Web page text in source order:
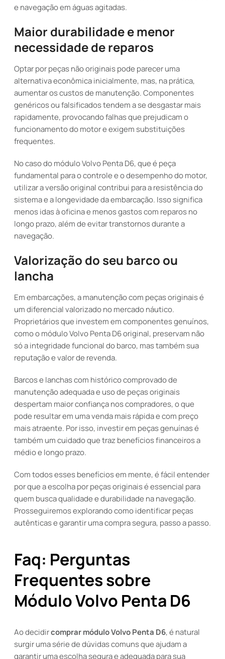
e navegação em águas agitadas.
Maior durabilidade e menor
necessidade de reparos
Optar por peças não originais pode parecer uma
alternativa econômica inicialmente, mas, na prática,
aumentar os custos de manutenção. Componentes
genéricos ou falsificados tendem a se desgastar mais
rapidamente, provocando falhas que prejudicam o
funcionamento do motor e exigem substituições
frequentes.
No caso do módulo Volvo Penta D6, que é peça
fundamental para o controle e o desempenho do motor,
utilizar a versão original contribui para a resistência do
sistema e a longevidade da embarcação. Isso significa
menos idas à oficina e menos gastos com reparos no
longo prazo, além de evitar transtornos durante a
navegação.
Valorização do seu barco ou
lancha
Em embarcações, a manutenção com peças originais é
um diferencial valorizado no mercado náutico.
Proprietários que investem em componentes genuínos,
como o módulo Volvo Penta D6 original, preservam não
só a integridade funcional do barco, mas também sua
reputação e valor de revenda.
Barcos e lanchas com histórico comprovado de
manutenção adequada e uso de peças originais
despertam maior confiança nos compradores, o que
pode resultar em uma venda mais rápida e com preço
mais atraente. Por isso, investir em peças genuínas é
também um cuidado que traz benefícios financeiros a
médio e longo prazo.
Com todos esses benefícios em mente, é fácil entender
por que a escolha por peças originais é essencial para
quem busca qualidade e durabilidade na navegação.
Prosseguiremos explorando como identificar peças
autênticas e garantir uma compra segura, passo a passo.
Faq: Perguntas
Frequentes sobre
Módulo Volvo Penta D6
Ao decidircomprar módulo Volvo Penta D6, é natural
surgir uma série de dúvidas comuns que ajudam a
garantir uma escolha segura e adequada para sua